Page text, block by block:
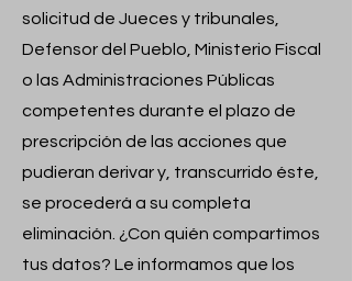
solicitud de Jueces y tribunales,
Defensor del Pueblo, Ministerio Fiscal
o las Administraciones Públicas
competentes durante el plazo de
prescripción de las acciones que
pudieran derivar y, transcurrido éste,
se procederá a su completa
eliminación. ¿Con quién compartimos
tus datos? Le informamos que los